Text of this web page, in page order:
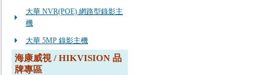
大華 NVR(POE) 網路型錄影主
機
大華 5MP 錄影主機
海康威視 / HIKVISION 品
牌專區